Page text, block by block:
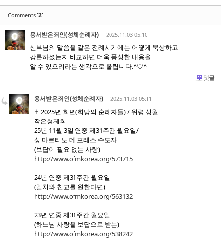
Comments '2'
용서받은죄인(성체순례자) 2025.11.03 05:10
신부님의 말씀을 같은 전례시기에는 어떻게 묵상하고
강론하셨는지 비교하면 더욱 풍성한 내용을
알 수 있으리라는 생각으로 올립니다.^♡^
댓글
용서받은죄인(성체순례자) 2025.11.03 05:11
✝️ 2025년 희년(희망의 순례자들) / 위령 성월
작은형제회
25년 11월 3일 연중 제31주간 월요일/
성 마르티노 데 포레스 수도자
(보답이 필요 없는 사랑)
http://www.ofmkorea.org/573715
24년 연중 제31주간 월요일
(일치와 친교를 원한다면)
http://www.ofmkorea.org/563132
23년 연중 제31주간 월요일
(하느님 사랑을 보답으로 받는)
http://www.ofmkorea.org/538242